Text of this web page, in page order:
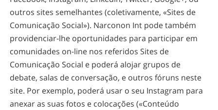
outros sites semelhantes (coletivamente, «Sites de
Comunicação Social»). Narconon Int pode também
providenciar-lhe oportunidades para participar em
comunidades on-line nos referidos Sites de
Comunicação Social e poderá alojar grupos de
debate, salas de conversação, e outros fóruns neste
site. Por exemplo, poderá usar o seu Instagram para
anexar as suas fotos e colocações («Conteúdo